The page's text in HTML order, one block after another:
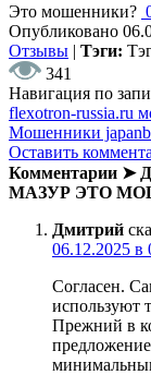
Это мошенники?
Опубликовано
Отзывы | Тэги:
341
Навигация по
flexotron-russia.ru
Мошенники
Оставить
Комментарии
МАЗУР ЭТО
Дмитрий
06.12.2025 в
Согласен.
используют
Прежний в